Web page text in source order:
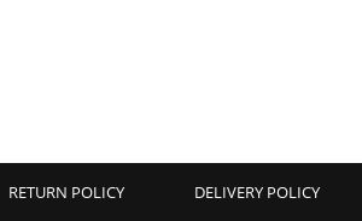
RETURN POLICY DELIVERY POLICY